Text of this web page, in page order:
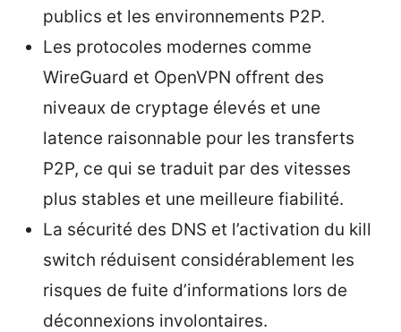
publics et les environnements P2P.
Les protocoles modernes comme
WireGuard et OpenVPN offrent des
niveaux de cryptage élevés et une
latence raisonnable pour les transferts
P2P, ce qui se traduit par des vitesses
plus stables et une meilleure fiabilité.
La sécurité des DNS et l’activation du kill
switch réduisent considérablement les
risques de fuite d’informations lors de
déconnexions involontaires.